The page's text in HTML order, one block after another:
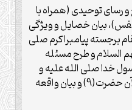
رسای توحیدی (همراه با
بیان خصایل و ویژگی
برجسته پیامبراکرم صلی
السلام و طرح مسئله
خدا صلی الله علیه و
آله و یادآوری مسئله جانشینی آن حضرت(9) و بیان واقعه